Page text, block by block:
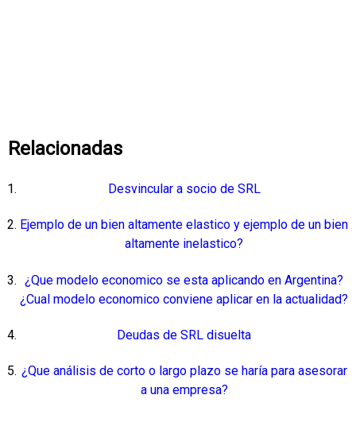
Relacionadas
Desvincular a socio de SRL
Ejemplo de un bien altamente elastico y ejemplo de un bien
altamente inelastico?
¿Que modelo economico se esta aplicando en Argentina?
¿Cual modelo economico conviene aplicar en la actualidad?
Deudas de SRL disuelta
¿Que análisis de corto o largo plazo se haría para asesorar
a una empresa?